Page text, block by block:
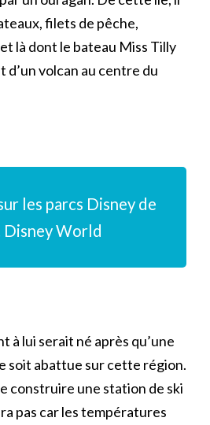
filets de pêche,
là dont le bateau Miss Tilly
d’un volcan au centre du
les parcs Disney de
World
à lui serait né après qu’une
soit abattue sur cette région.
construire une station de ski
pas car les températures